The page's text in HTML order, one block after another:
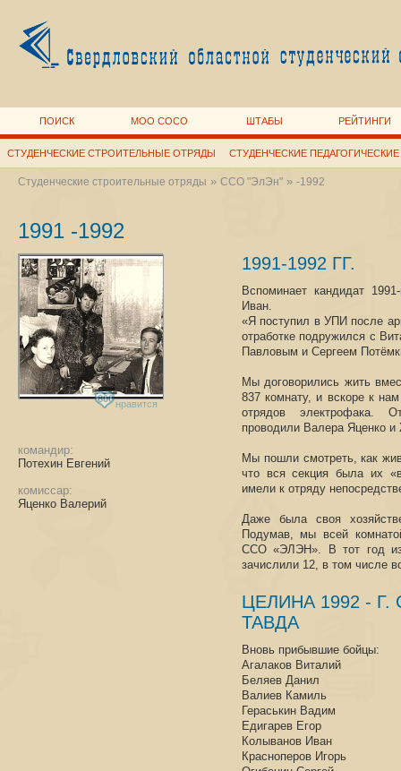
ПОИСК МОО СОСО ШТАБЫ РЕЙТИНГИ
СТУДЕНЧЕСКИЕ СТРОИТЕЛЬНЫЕ ОТРЯДЫ СТУДЕНЧЕСКИЕ
Студенческие строительные отряды » ССО "ЭлЭн"» -1992
1991 -1992
800 нравится
командир:
Потехин Евгений
комиссар:
Яценко Валерий
1991-1992 ГГ.
Вспоминает кандидат
Иван.
«Я поступил в УПИ после
отработке подружился с
Павловым и Сергеем
Мы договорились жить
837 комнату, и вскоре к
отрядов
проводили Валера Яценко
Мы пошли смотреть, как
что вся секция была их
имели к отряду
Даже была своя
Подумав, мы всей
ССО «ЭЛЭН». В тот год из
зачислили 12, в том числе
ЦЕЛИНА 1992 - Г.
ТАВДА
Вновь прибывшие бойцы:
Агалаков Виталий
Беляев Данил
Валиев Камиль
Гераськин Вадим
Едигарев Егор
Колыванов Иван
Красноперов Игорь